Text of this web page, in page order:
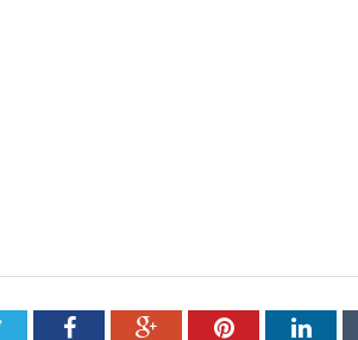
TwitterFacebookGoogle+Pinterest